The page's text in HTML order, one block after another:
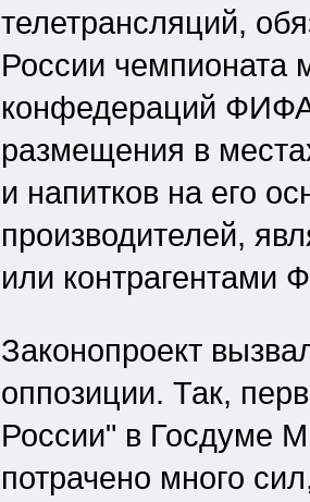
телетрансляций,
России чемпионата
конфедераций ФИФА
размещения в
и напитков на его
производителей,
или контрагентами
Законопроект
оппозиции. Так,
России" в Госдуме
потрачено много